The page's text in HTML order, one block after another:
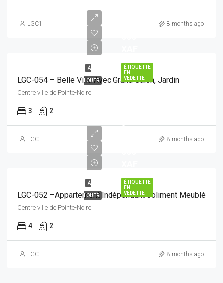
LGC1 8 months ago
ÉTIQUETTE
EN
VEDETTE
À
LOUER
1
LGC-054 – Belle Villa Avec Grand Salon, Jardin
Centre ville de Pointe-Noire
3 2
LGC 8 months ago
ÉTIQUETTE
EN
VEDETTE
À
LOUER
1
LGC-052 –Appartement Indépendant Joliment Meublé
Centre ville de Pointe-Noire
4 2
LGC 8 months ago